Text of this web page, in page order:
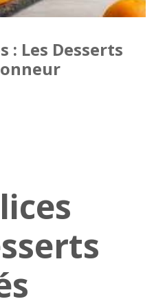
: Les Desserts